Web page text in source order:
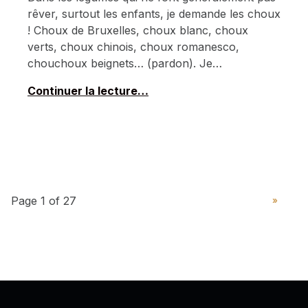
rêver, surtout les enfants, je demande les choux
! Choux de Bruxelles, choux blanc, choux
verts, choux chinois, choux romanesco,
chouchoux beignets… (pardon). Je…
Continuer la lecture…
»